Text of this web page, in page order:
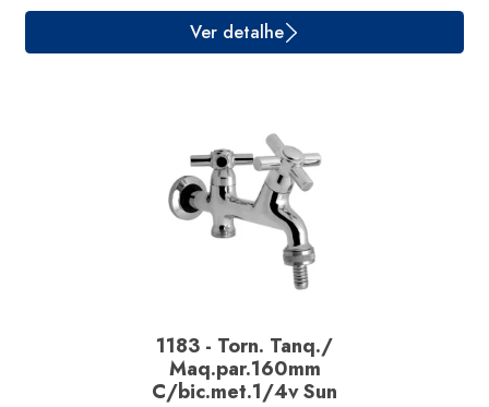
1183 - Torn. Tanq./
Maq.par.160mm
C/bic.met.1/4v Sun